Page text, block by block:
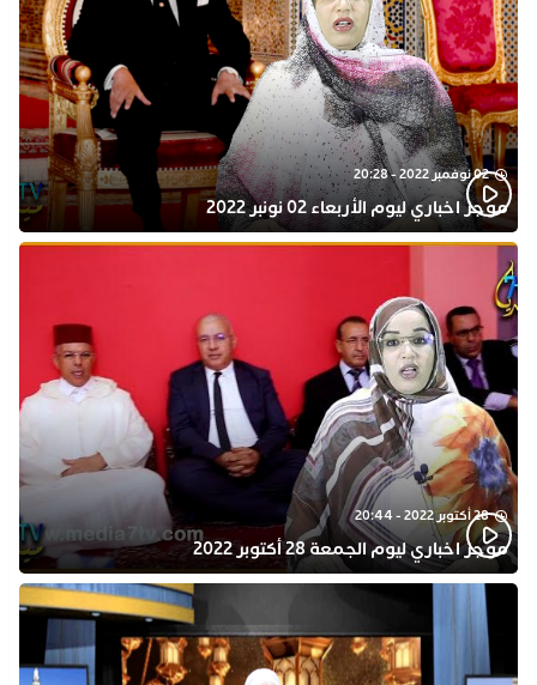
02 نوفمبر 2022 - 20:28
موجز اخباري ليوم الأربعاء 02 نونبر 2022
28 أكتوبر 2022 - 20:44
موجز اخباري ليوم الجمعة 28 أكتوبر 2022